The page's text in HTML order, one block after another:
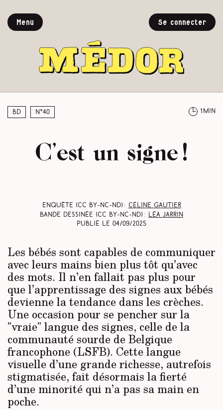
Menu Se connecter
BD N°40 1min
C’est un signe !
Enquête (CC BY-NC-ND) :
Céline Gautier
Bande dessinée (CC BY-NC-ND) :
Léa Jarrin
Publié le 04/09/2025
Les bébés sont capables de communiquer
avec leurs mains bien plus tôt qu’avec
des mots. Il n’en fallait pas plus pour
que l’apprentissage des signes aux bébés
devienne la tendance dans les crèches.
Une occasion pour se pencher sur la
"vraie" langue des signes, celle de la
communauté sourde de Belgique
francophone (LSFB). Cette langue
visuelle d’une grande richesse, autrefois
stigmatisée, fait désormais la fierté
d’une minorité qui n’a pas sa main en
poche.